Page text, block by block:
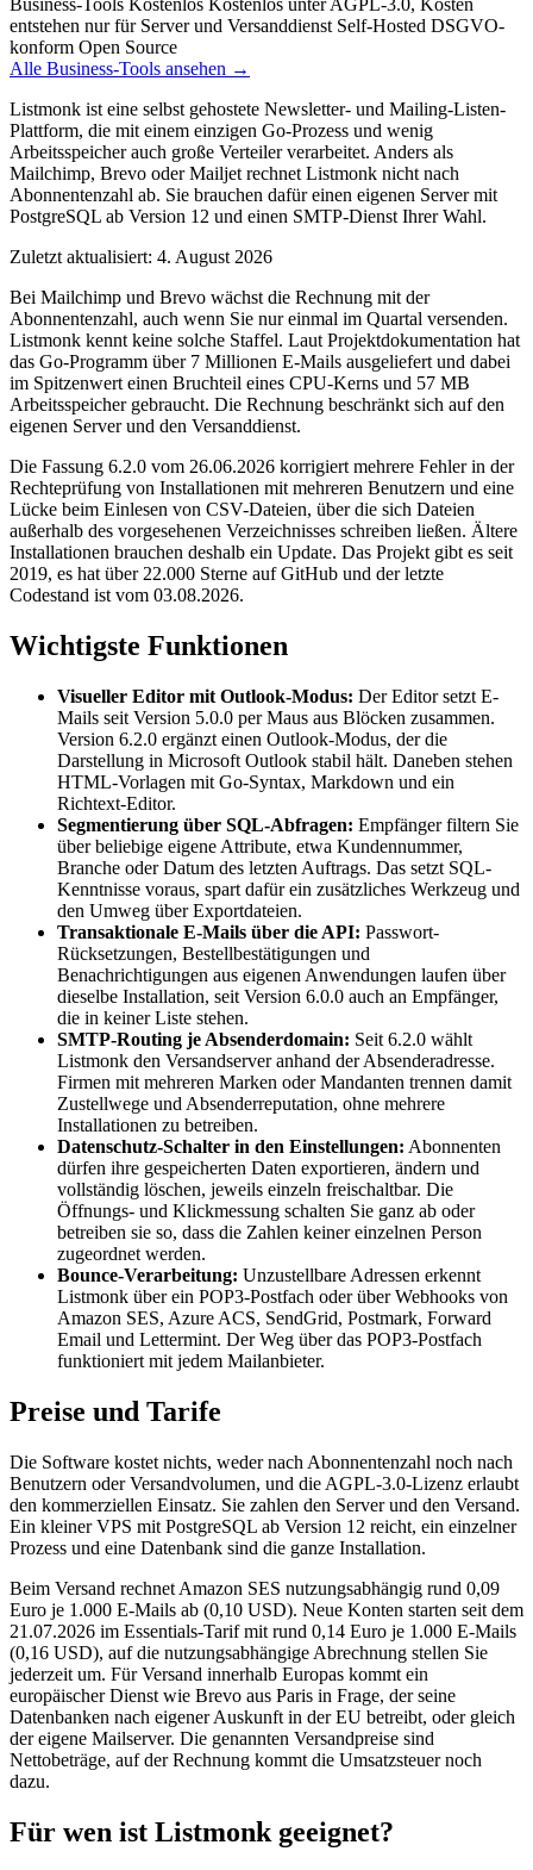
Business-Tools Kostenlos Kostenlos unter AGPL-3.0, Kosten
entstehen nur für Server und Versanddienst Self-Hosted DSGVO-
konform Open Source
Alle Business-Tools ansehen →
Listmonk ist eine selbst gehostete Newsletter- und Mailing-Listen-
Plattform, die mit einem einzigen Go-Prozess und wenig
Arbeitsspeicher auch große Verteiler verarbeitet. Anders als
Mailchimp, Brevo oder Mailjet rechnet Listmonk nicht nach
Abonnentenzahl ab. Sie brauchen dafür einen eigenen Server mit
PostgreSQL ab Version 12 und einen SMTP-Dienst Ihrer Wahl.
Zuletzt aktualisiert: 4. August 2026
Bei Mailchimp und Brevo wächst die Rechnung mit der
Abonnentenzahl, auch wenn Sie nur einmal im Quartal versenden.
Listmonk kennt keine solche Staffel. Laut Projektdokumentation hat
das Go-Programm über 7 Millionen E-Mails ausgeliefert und dabei
im Spitzenwert einen Bruchteil eines CPU-Kerns und 57 MB
Arbeitsspeicher gebraucht. Die Rechnung beschränkt sich auf den
eigenen Server und den Versanddienst.
Die Fassung 6.2.0 vom 26.06.2026 korrigiert mehrere Fehler in der
Rechteprüfung von Installationen mit mehreren Benutzern und eine
Lücke beim Einlesen von CSV-Dateien, über die sich Dateien
außerhalb des vorgesehenen Verzeichnisses schreiben ließen. Ältere
Installationen brauchen deshalb ein Update. Das Projekt gibt es seit
2019, es hat über 22.000 Sterne auf GitHub und der letzte
Codestand ist vom 03.08.2026.
Wichtigste Funktionen
Visueller Editor mit Outlook-Modus: Der Editor setzt E-
Mails seit Version 5.0.0 per Maus aus Blöcken zusammen.
Version 6.2.0 ergänzt einen Outlook-Modus, der die
Darstellung in Microsoft Outlook stabil hält. Daneben stehen
HTML-Vorlagen mit Go-Syntax, Markdown und ein
Richtext-Editor.
Segmentierung über SQL-Abfragen: Empfänger filtern Sie
über beliebige eigene Attribute, etwa Kundennummer,
Branche oder Datum des letzten Auftrags. Das setzt SQL-
Kenntnisse voraus, spart dafür ein zusätzliches Werkzeug und
den Umweg über Exportdateien.
Transaktionale E-Mails über die API: Passwort-
Rücksetzungen, Bestellbestätigungen und
Benachrichtigungen aus eigenen Anwendungen laufen über
dieselbe Installation, seit Version 6.0.0 auch an Empfänger,
die in keiner Liste stehen.
SMTP-Routing je Absenderdomain: Seit 6.2.0 wählt
Listmonk den Versandserver anhand der Absenderadresse.
Firmen mit mehreren Marken oder Mandanten trennen damit
Zustellwege und Absenderreputation, ohne mehrere
Installationen zu betreiben.
Datenschutz-Schalter in den Einstellungen: Abonnenten
dürfen ihre gespeicherten Daten exportieren, ändern und
vollständig löschen, jeweils einzeln freischaltbar. Die
Öffnungs- und Klickmessung schalten Sie ganz ab oder
betreiben sie so, dass die Zahlen keiner einzelnen Person
zugeordnet werden.
Bounce-Verarbeitung: Unzustellbare Adressen erkennt
Listmonk über ein POP3-Postfach oder über Webhooks von
Amazon SES, Azure ACS, SendGrid, Postmark, Forward
Email und Lettermint. Der Weg über das POP3-Postfach
funktioniert mit jedem Mailanbieter.
Preise und Tarife
Die Software kostet nichts, weder nach Abonnentenzahl noch nach
Benutzern oder Versandvolumen, und die AGPL-3.0-Lizenz erlaubt
den kommerziellen Einsatz. Sie zahlen den Server und den Versand.
Ein kleiner VPS mit PostgreSQL ab Version 12 reicht, ein einzelner
Prozess und eine Datenbank sind die ganze Installation.
Beim Versand rechnet Amazon SES nutzungsabhängig rund 0,09
Euro je 1.000 E-Mails ab (0,10 USD). Neue Konten starten seit dem
21.07.2026 im Essentials-Tarif mit rund 0,14 Euro je 1.000 E-Mails
(0,16 USD), auf die nutzungsabhängige Abrechnung stellen Sie
jederzeit um. Für Versand innerhalb Europas kommt ein
europäischer Dienst wie Brevo aus Paris in Frage, der seine
Datenbanken nach eigener Auskunft in der EU betreibt, oder gleich
der eigene Mailserver. Die genannten Versandpreise sind
Nettobeträge, auf der Rechnung kommt die Umsatzsteuer noch
dazu.
Für wen ist Listmonk geeignet?